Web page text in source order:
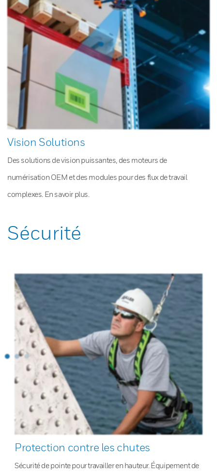
Vision Solutions
Des solutions de vision puissantes, des moteurs de
numérisation OEM et des modules pour des flux de travail
complexes. En savoir plus.
Sécurité
Protection contre les chutes
Sécurité de pointe pour travailler en hauteur. Équipement de